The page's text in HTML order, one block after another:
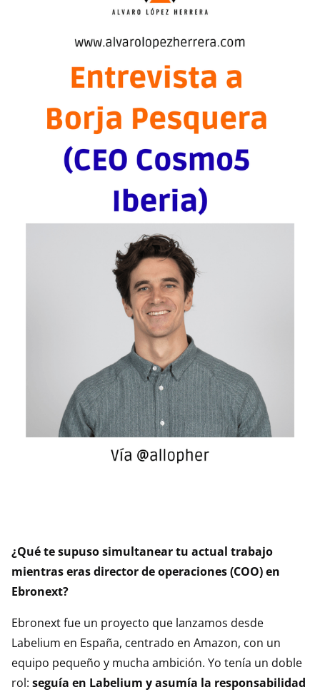
¿Qué te supuso simultanear tu actual trabajo
mientras eras director de operaciones (COO) en
Ebronext?
Ebronext fue un proyecto que lanzamos desde
Labelium en España, centrado en Amazon, con un
equipo pequeño y mucha ambición. Yo tenía un doble
rol: seguía en Labelium y asumía la responsabilidad